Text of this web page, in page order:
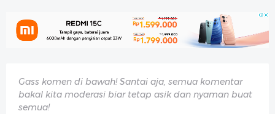
Gass komen di bawah! Santai aja, semua komentar
bakal kita moderasi biar tetap asik dan nyaman buat
semua!